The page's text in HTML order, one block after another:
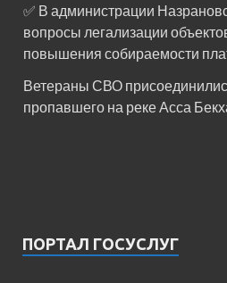
✅ В администрации
вопросы легализации
повышения собираемости
Ветераны СВО
пропавшего на реке Асса
ПОРТАЛ ГОСУСЛУГ